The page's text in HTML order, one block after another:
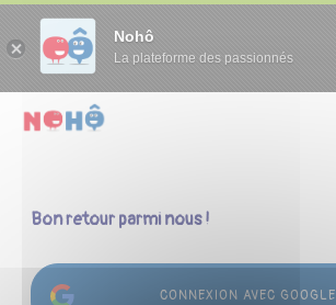
Nohô
La plateforme des passionnés
Bon retour parmi nous !
CONNEXION AVEC GOOGLE
Panneau de gestion des cookies